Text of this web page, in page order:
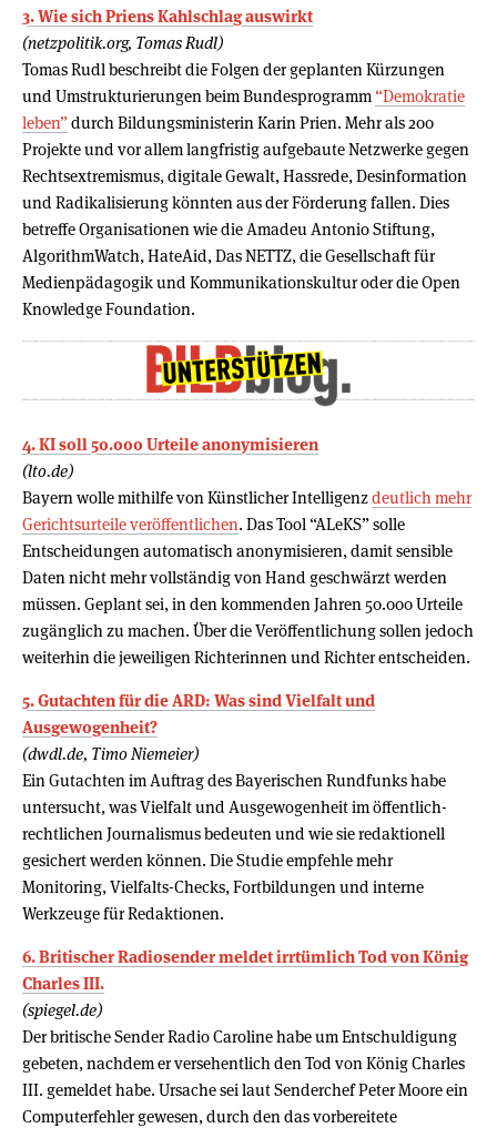
3. Wie sich Priens Kahlschlag auswirkt
(netzpolitik.org, Tomas Rudl)
Tomas Rudl beschreibt die Folgen der geplanten Kürzungen
und Umstrukturierungen beim Bundesprogramm “Demokratie
leben”durch Bildungsministerin Karin Prien. Mehr als 200
Projekte und vor allem langfristig aufgebaute Netzwerke gegen
Rechtsextremismus, digitale Gewalt, Hassrede, Desinformation
und Radikalisierung könnten aus der Förderung fallen. Dies
betreffe Organisationen wie die Amadeu Antonio Stiftung,
AlgorithmWatch, HateAid, Das NETTZ, die Gesellschaft für
Medienpädagogik und Kommunikationskultur oder die Open
Knowledge Foundation.
4. KI soll 50.000 Urteile anony­mi­sieren
(lto.de)
Bayern wolle mithilfe von Künstlicher Intelligenzdeutlich mehr
Gerichtsurteile veröffentlichen. Das Tool “ALeKS” solle
Entscheidungen automatisch anonymisieren, damit sensible
Daten nicht mehr vollständig von Hand geschwärzt werden
müssen. Geplant sei, in den kommenden Jahren 50.000 Urteile
zugänglich zu machen. Über die Veröffentlichung sollen jedoch
weiterhin die jeweiligen Richterinnen und Richter entscheiden.
5. Gutachten für die ARD: Was sind Vielfalt und
Ausgewogenheit?
(dwdl.de, Timo Niemeier)
Ein Gutachten im Auftrag des Bayerischen Rundfunks habe
untersucht, was Vielfalt und Ausgewogenheit im öffentlich-
rechtlichen Journalismus bedeuten und wie sie redaktionell
gesichert werden können. Die Studie empfehle mehr
Monitoring, Vielfalts-Checks, Fortbildungen und interne
Werkzeuge für Redaktionen.
6. Britischer Radiosender meldet irrtümlich Tod von König
Charles III.
(spiegel.de)
Der britische Sender Radio Caroline habe um Entschuldigung
gebeten, nachdem er versehentlich den Tod von König Charles
III. gemeldet habe. Ursache sei laut Senderchef Peter Moore ein
Computerfehler gewesen, durch den das vorbereitete